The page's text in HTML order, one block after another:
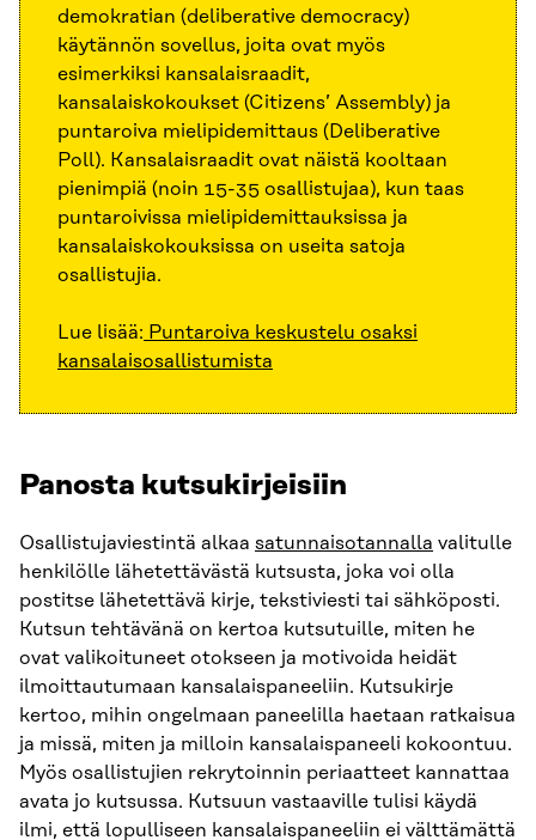
demokratian (deliberative democracy)
käytännön sovellus, joita ovat myös
esimerkiksi kansalaisraadit,
kansalaiskokoukset (Citizens’ Assembly) ja
puntaroiva mielipidemittaus (Deliberative
Poll). Kansalaisraadit ovat näistä kooltaan
pienimpiä (noin 15-35 osallistujaa), kun taas
puntaroivissa mielipidemittauksissa ja
kansalaiskokouksissa on useita satoja
osallistujia.
Lue lisää: Puntaroiva keskustelu osaksi
kansalaisosallistumista
Panosta kutsukirjeisiin
Osallistujaviestintä alkaa satunnaisotannalla valitulle
henkilölle lähetettävästä kutsusta, joka voi olla
postitse lähetettävä kirje, tekstiviesti tai sähköposti.
Kutsun tehtävänä on kertoa kutsutuille, miten he
ovat valikoituneet otokseen ja motivoida heidät
ilmoittautumaan kansalaispaneeliin. Kutsukirje
kertoo, mihin ongelmaan paneelilla haetaan ratkaisua
ja missä, miten ja milloin kansalaispaneeli kokoontuu.
Myös osallistujien rekrytoinnin periaatteet kannattaa
avata jo kutsussa. Kutsuun vastaaville tulisi käydä
ilmi, että lopulliseen kansalaispaneeliin ei välttämättä